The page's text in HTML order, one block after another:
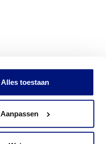
Alles toestaan
Aanpassen